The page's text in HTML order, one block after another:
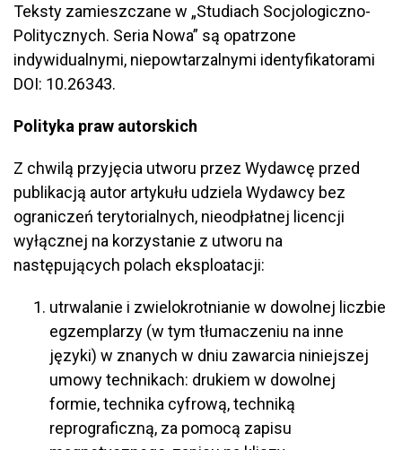
Teksty zamieszczane w „Studiach Socjologiczno-
Politycznych. Seria Nowa” są opatrzone
indywidualnymi, niepowtarzalnymi identyfikatorami
DOI: 10.26343.
Polityka praw autorskich
Z chwilą przyjęcia utworu przez Wydawcę przed
publikacją autor artykułu udziela Wydawcy bez
ograniczeń terytorialnych, nieodpłatnej licencji
wyłącznej na korzystanie z utworu na
następujących polach eksploatacji:
utrwalanie i zwielokrotnianie w dowolnej liczbie
egzemplarzy (w tym tłumaczeniu na inne
języki) w znanych w dniu zawarcia niniejszej
umowy technikach: drukiem w dowolnej
formie, technika cyfrową, techniką
reprograficzną, za pomocą zapisu